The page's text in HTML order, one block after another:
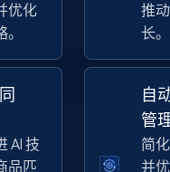
Sku, Currency, Gtin,
Image urls, Top reviews,
优化
推
长。
AI 技
品匹
自
管
简
并